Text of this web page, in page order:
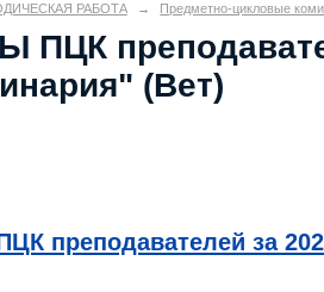
РАБОТА → Предметно-цикловые
ПЦК
(Вет)
преподавателей за